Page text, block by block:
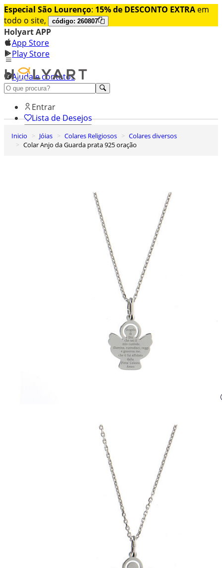
Especial São Lourenço: 15% de DESCONTO EXTRA em
todo o site,
código: 260807
Holyart APP
App Store
Play Store
Ajuda e contatos
Conheça premium
Entrar
Lista de Desejos
0
Carrinho de Compras
Inicio Jóias Colares Religiosos
Colares diversos
Colar Anjo da Guarda prata 925 oração